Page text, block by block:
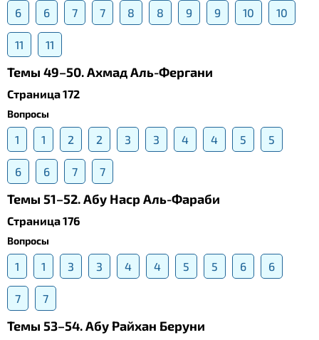
6 6 7 7 8 8 9 9 10 10
11 11
Темы 49–50. Ахмад Аль-Фергани
Страница 172
Вопросы
1 1 2 2 3 3 4 4 5 5
6 6 7 7
Темы 51–52. Абу Наср Аль-Фараби
Страница 176
Вопросы
1 1 3 3 4 4 5 5 6 6
7 7
Темы 53–54. Абу Райхан Беруни